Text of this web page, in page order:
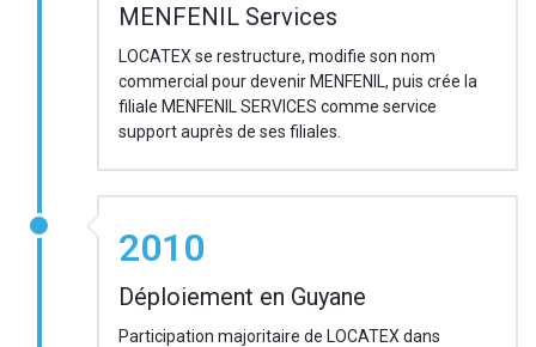
MENFENIL Services
LOCATEX se restructure, modifie son nom
commercial pour devenir MENFENIL, puis crée la
filiale MENFENIL SERVICES comme service
support auprès de ses filiales.
2010
Déploiement en Guyane
Participation majoritaire de LOCATEX dans